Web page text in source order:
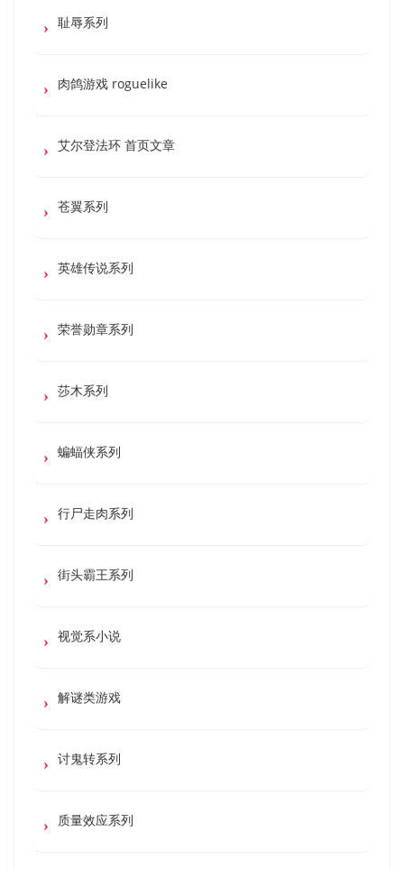
耻辱系列
肉鸽游戏 roguelike
艾尔登法环 首页文章
苍翼系列
英雄传说系列
荣誉勋章系列
莎木系列
蝙蝠侠系列
行尸走肉系列
街头霸王系列
视觉系小说
解谜类游戏
讨鬼转系列
质量效应系列